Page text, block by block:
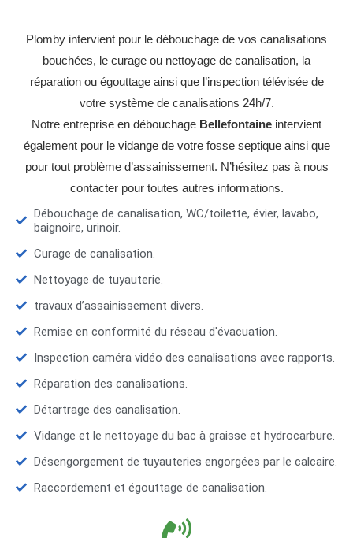
Plomby intervient pour le débouchage de vos canalisations
bouchées, le curage ou nettoyage de canalisation, la
réparation ou égouttage ainsi que l’inspection télévisée de
votre système de canalisations 24h/7.
Notre entreprise en débouchage Bellefontaine intervient
également pour le vidange de votre fosse septique ainsi que
pour tout problème d’assainissement. N’hésitez pas à nous
contacter pour toutes autres informations.
Débouchage de canalisation, WC/toilette, évier, lavabo,
baignoire, urinoir.
Curage de canalisation.
Nettoyage de tuyauterie.
travaux d’assainissement divers.
Remise en conformité du réseau d'évacuation.
Inspection caméra vidéo des canalisations avec rapports.
Réparation des canalisations.
Détartrage des canalisation.
Vidange et le nettoyage du bac à graisse et hydrocarbure.
Désengorgement de tuyauteries engorgées par le calcaire.
Raccordement et égouttage de canalisation.